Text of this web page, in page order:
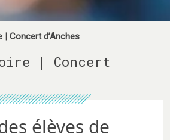
| Concert d’Anches
| Concert
élèves de